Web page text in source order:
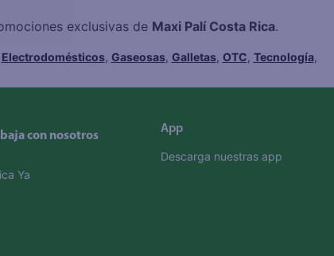
exclusivas de Maxi Palí Costa Rica.
Electrodomésticos, Gaseosas, Galletas, OTC, Tecnología,
con nosotros
Ya
App
Descarga nuestras app